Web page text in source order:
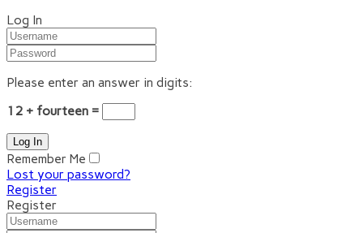
Log In
Please enter an answer in digits:
12 + fourteen =
Remember Me
Lost your password?
Register
Register